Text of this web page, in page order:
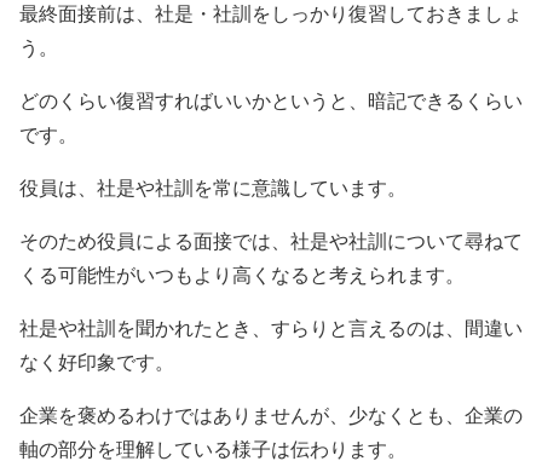
最終面接前は、社是・社訓をしっかり復習しておきましょ
う。
どのくらい復習すればいいかというと、暗記できるくらい
です。
役員は、社是や社訓を常に意識しています。
そのため役員による面接では、社是や社訓について尋ねて
くる可能性がいつもより高くなると考えられます。
社是や社訓を聞かれたとき、すらりと言えるのは、間違い
なく好印象です。
企業を褒めるわけではありませんが、少なくとも、企業の
軸の部分を理解している様子は伝わります。